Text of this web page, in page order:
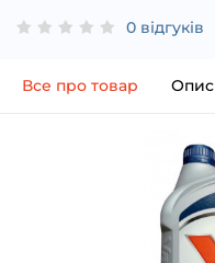
0 відгуків
Все про товар Опис